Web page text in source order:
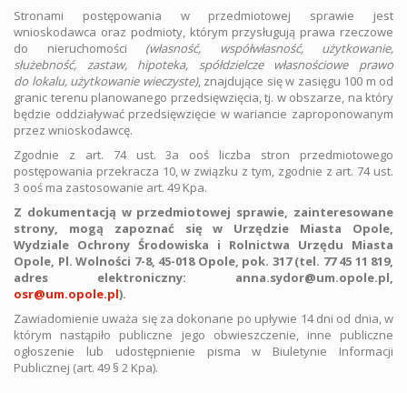
Stronami postępowania w przedmiotowej sprawie jest
wnioskodawca oraz podmioty, którym przysługują prawa rzeczowe
do nieruchomości (własność, współwłasność, użytkowanie,
służebność, zastaw, hipoteka, spółdzielcze własnościowe prawo
do lokalu, użytkowanie wieczyste), znajdujące się w zasięgu 100 m od
granic terenu planowanego przedsięwzięcia, tj. w obszarze, na który
będzie oddziaływać przedsięwzięcie w wariancie zaproponowanym
przez wnioskodawcę.
Zgodnie z art. 74 ust. 3a ooś liczba stron przedmiotowego
postępowania przekracza 10, w związku z tym, zgodnie z art. 74 ust.
3 ooś ma zastosowanie art. 49 Kpa.
Z dokumentacją w przedmiotowej sprawie, zainteresowane
strony, mogą zapoznać się w Urzędzie Miasta Opole,
Wydziale Ochrony Środowiska i Rolnictwa Urzędu Miasta
Opole, Pl. Wolności 7-8, 45-018 Opole, pok. 317 (tel. 77 45 11 819,
adres elektroniczny: anna.sydor@um.opole.pl,
osr@um.opole.pl).
Zawiadomienie uważa się za dokonane po upływie 14 dni od dnia, w
którym nastąpiło publiczne jego obwieszczenie, inne publiczne
ogłoszenie lub udostępnienie pisma w Biuletynie Informacji
Publicznej (art. 49 § 2 Kpa).